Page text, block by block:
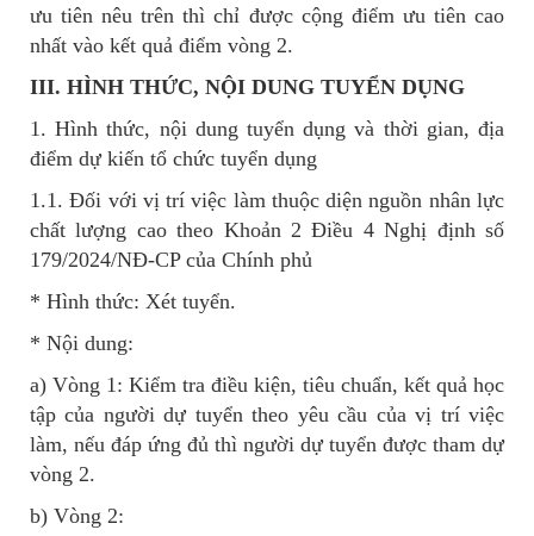
ưu tiên nêu trên thì chỉ được cộng điểm ưu tiên cao
nhất vào kết quả điểm vòng 2.
III. HÌNH THỨC, NỘI DUNG TUYỂN DỤNG
1. Hình thức, nội dung tuyển dụng và thời gian, địa
điểm dự kiến tổ chức tuyển dụng
1.1. Đối với vị trí việc làm thuộc diện nguồn nhân lực
chất lượng cao theo Khoản 2 Điều 4 Nghị định số
179/2024/NĐ-CP của Chính phủ
* Hình thức: Xét tuyển.
* Nội dung:
a) Vòng 1: Kiểm tra điều kiện, tiêu chuẩn, kết quả học
tập của người dự tuyển theo yêu cầu của vị trí việc
làm, nếu đáp ứng đủ thì người dự tuyển được tham dự
vòng 2.
b) Vòng 2: